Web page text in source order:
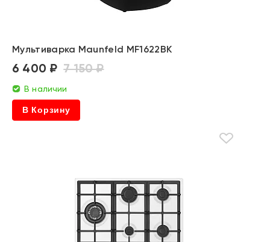
Мультиварка Maunfeld MF1622BK
6 400 ₽ 7 150 ₽
В наличии
В Корзину